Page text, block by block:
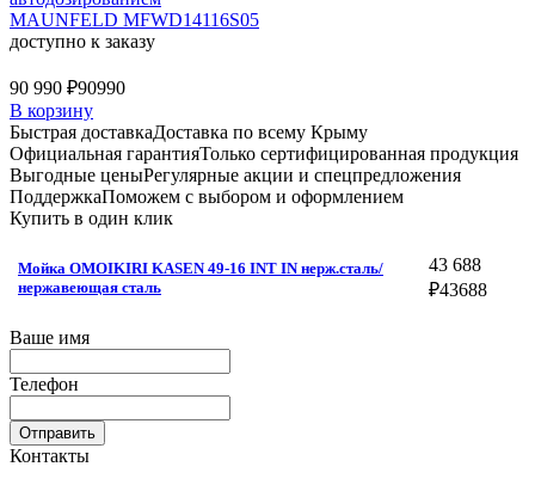
MAUNFELD MFWD14116S05
доступно к заказу
90 990 ₽90990
В корзину
Быстрая доставкаДоставка по всему Крыму
Официальная гарантияТолько сертифицированная продукция
Выгодные ценыРегулярные акции и спецпредложения
ПоддержкаПоможем с выбором и оформлением
Купить в один клик
Мойка OMOIKIRI KASEN 49-16 INT IN нерж.сталь/
нержавеющая сталь
43 688
₽43688
Ваше имя
Телефон
Отправить
Контакты